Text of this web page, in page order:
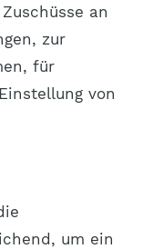
an
zur
für
von
um ein